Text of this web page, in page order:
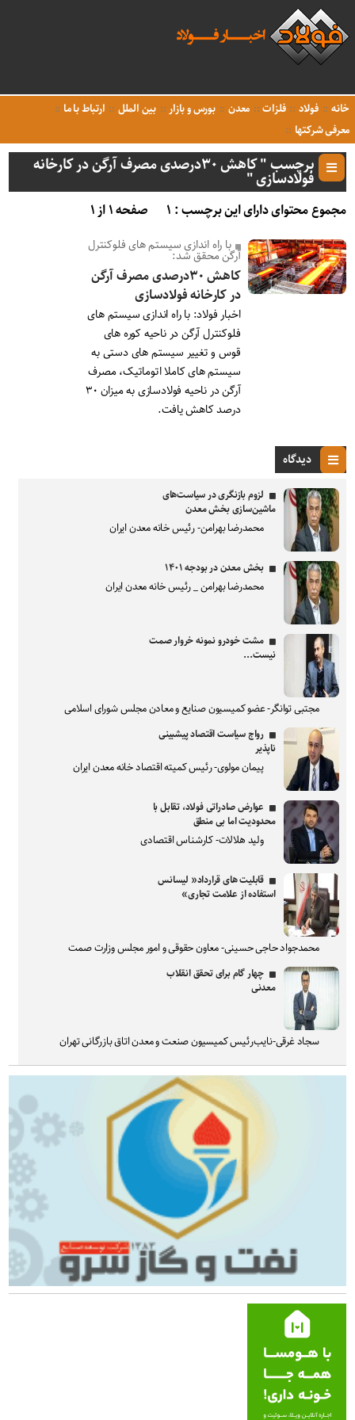
خانه فولاد فلزات معدن بورس و بازار بین الملل
ارتباط با ما
معرفی شرکتها
برچسب " کاهش ۳۰درصدی مصرف آرگن در کارخانه
فولادسازی "
مجموع محتوای دارای این برچسب : ۱ صفحه ۱ از ۱
با راه اندازی سیستم های فلوکنترل
آرگن محقق شد:
کاهش ۳۰درصدی مصرف آرگن
در کارخانه فولادسازی
اخبار فولاد: با راه اندازی سیستم های
فلوکنترل آرگن در ناحیه کوره های
قوس و تغییر سیستم های دستی به
سیستم های کاملا اتوماتیک، مصرف
آرگن در ناحیه فولادسازی به میزان ۳۰
درصد کاهش یافت.
دیدگاه
لزوم بازنگری در سیاست‌های
ماشین‌سازی بخش معدن
محمدرضا بهرامن- رئیس خانه معدن ایران
بخش معدن در بودجه ۱۴۰۱
محمدرضا بهرامن _ رئیس خانه معدن ایران
مشت خودرو نمونه خروار صمت
نیست...
مجتبی توانگر- عضو کمیسیون صنایع و معادن مجلس شورای اسلامی
رواج سیاست اقتصاد پیشبینی
ناپذیر
پیمان مولوی- رئیس کمیته اقتصاد خانه معدن ایران
عوارض صادراتی فولاد، تقابل با
محدودیت اما بی منطق
ولید هلالات- کارشناس اقتصادی
قابلیت های قرارداد« لیسانس
استفاده از علامت تجاری»
محمدجواد حاجی حسینی- معاون حقوقی و امور مجلس وزارت صمت
چهار گام برای تحقق انقلاب
معدنی
سجاد غرقی-نایب‌رئیس کمیسیون صنعت و معدن اتاق بازرگانی تهران